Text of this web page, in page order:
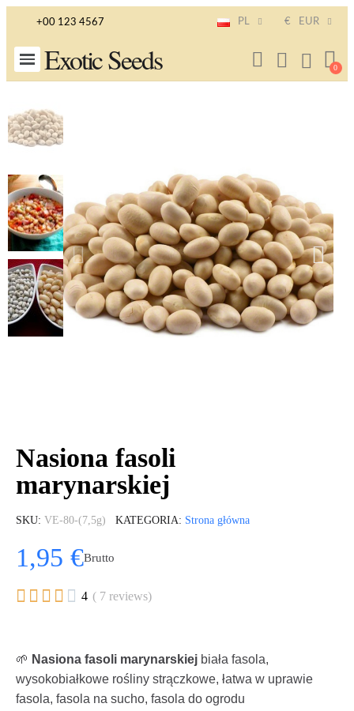
+00 123 4567 PL € EUR
Exotic Seeds
Nasiona fasoli
marynarskiej
SKU VE-80-(7,5g) KATEGORIA Strona główna
1,95 €Brutto
     4 ( 7 reviews)
🌱 Nasiona fasoli marynarskiej biała fasola,
wysokobiałkowe rośliny strączkowe, łatwa w uprawie
fasola, fasola na sucho, fasola do ogrodu